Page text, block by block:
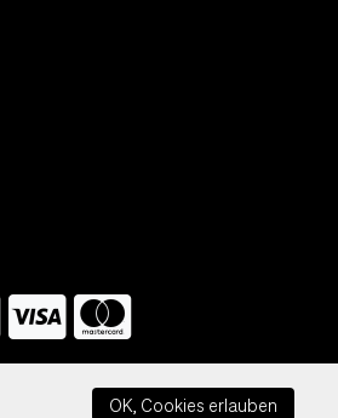
OK, Cookies erlauben